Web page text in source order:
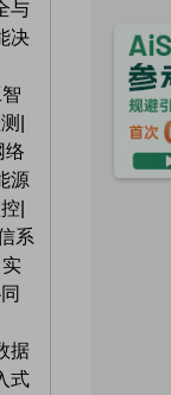
与
决
|
络
源
|
系
据
式